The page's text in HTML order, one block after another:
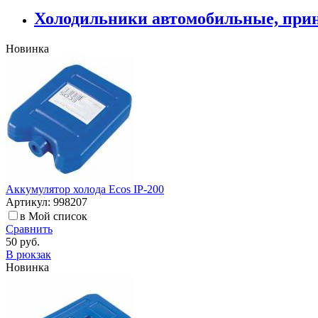
Холодильники автомобильные,
Новинка
Аккумулятор холода Ecos IP-200
Артикул: 998207
в Мой список
Сравнить
50 руб.
В рюкзак
Новинка